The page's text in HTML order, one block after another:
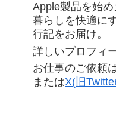
Apple製品を始
暮らしを快適に
行記をお届け。
詳しいプロフィ
お仕事のご依頼
またはX(旧